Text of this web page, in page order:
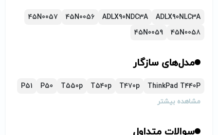
ADLX90NLC3A
ADLX90NDC3A
45N0056
45N0057
45N0058
45N0059
مدل‌های سازگار
ThinkPad T440P
T470p
T540p
T550p
P50
P51
مشاهده بیشتر
سوالات متداول